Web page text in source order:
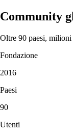
Community
Oltre 90 paesi,
Fondazione
2016
Paesi
90
Utenti